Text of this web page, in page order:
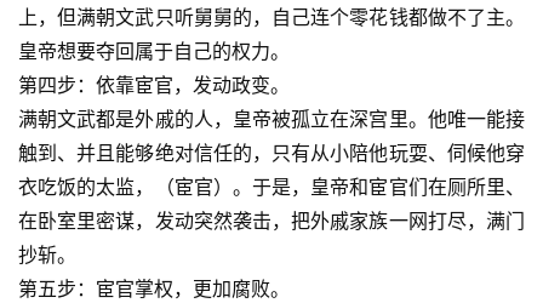
上，但满朝文武只听舅舅的，自己连个零花钱都做不了主。
皇帝想要夺回属于自己的权力。
第四步：依靠宦官，发动政变。
满朝文武都是外戚的人，皇帝被孤立在深宫里。他唯一能接
触到、并且能够绝对信任的，只有从小陪他玩耍、伺候他穿
衣吃饭的太监，（宦官）。于是，皇帝和宦官们在厕所里、
在卧室里密谋，发动突然袭击，把外戚家族一网打尽，满门
抄斩。
第五步：宦官掌权，更加腐败。